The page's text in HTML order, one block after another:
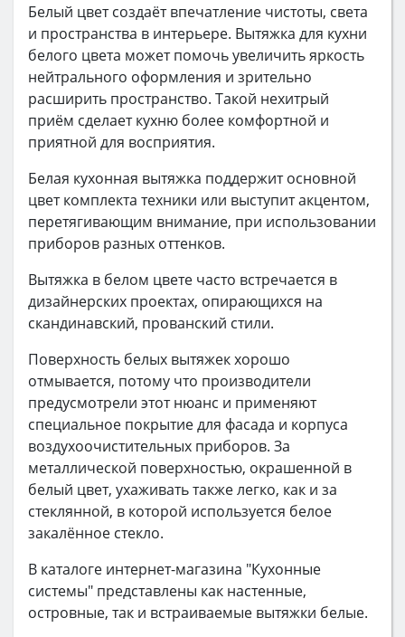
Белый цвет создаёт впечатление чистоты, света
и пространства в интерьере. Вытяжка для кухни
белого цвета может помочь увеличить яркость
нейтрального оформления и зрительно
расширить пространство. Такой нехитрый
приём сделает кухню более комфортной и
приятной для восприятия.
Белая кухонная вытяжка поддержит основной
цвет комплекта техники или выступит акцентом,
перетягивающим внимание, при использовании
приборов разных оттенков.
Вытяжка в белом цвете часто встречается в
дизайнерских проектах, опирающихся на
скандинавский, прованский стили.
Поверхность белых вытяжек хорошо
отмывается, потому что производители
предусмотрели этот нюанс и применяют
специальное покрытие для фасада и корпуса
воздухоочистительных приборов. За
металлической поверхностью, окрашенной в
белый цвет, ухаживать также легко, как и за
стеклянной, в которой используется белое
закалённое стекло.
В каталоге интернет-магазина "Кухонные
системы" представлены как настенные,
островные, так и встраиваемые вытяжки белые.